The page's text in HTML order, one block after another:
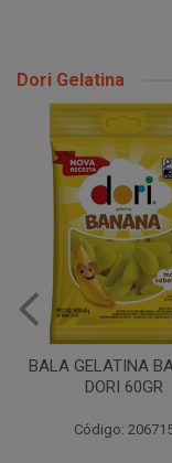
Dori Gelatina
BALA GELATINA
DORI 60GR
Código: